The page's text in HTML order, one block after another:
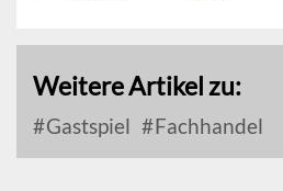
Weitere Artikel zu:
Gastspiel Fachhandel